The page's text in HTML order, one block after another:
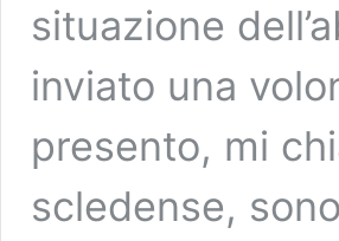
situazione
inviato una
presento, mi
scledense,